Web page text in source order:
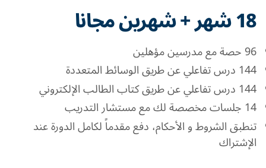
18 شهر + شهرين مجانا
96 حصة مع مدرسين مؤهلين
144 درس تفاعلي عن طريق الوسائط المتعددة
144 درس تفاعلي عن طريق كتاب الطالب الإلكتروني
14 جلسات مخصصة لك مع مستشار التدريب
تنطبق الشروط و الأحكام، دفع مقدماً لكامل الدورة عند
الإشتراك